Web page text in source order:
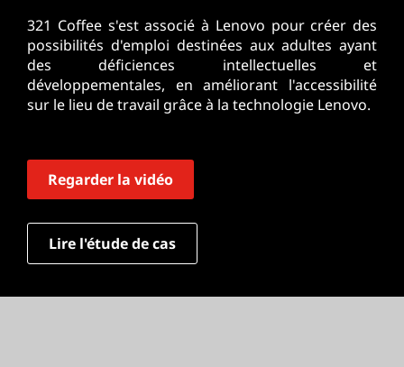
321 Coffee s'est associé à Lenovo pour créer des
possibilités d'emploi destinées aux adultes ayant
des déficiences intellectuelles et
développementales, en améliorant l'accessibilité
sur le lieu de travail grâce à la technologie Lenovo.
Regarder la vidéo
Lire l'étude de cas